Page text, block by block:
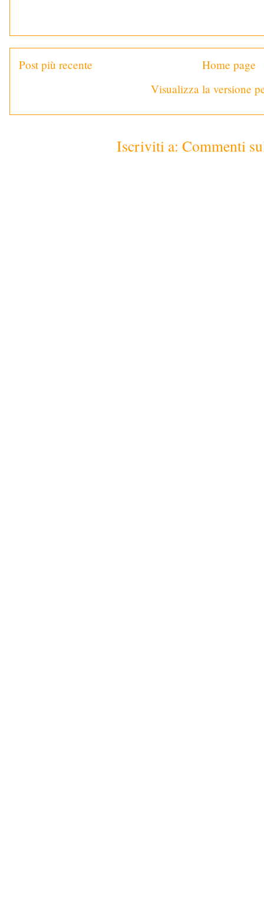
Post più recente
Home page
Visualizza la versione
Iscriviti a: Commenti